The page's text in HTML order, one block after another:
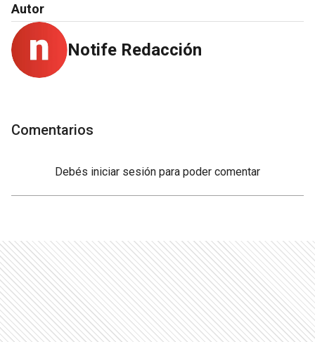
Autor
Notife Redacción
Comentarios
Debés iniciar sesión para poder comentar